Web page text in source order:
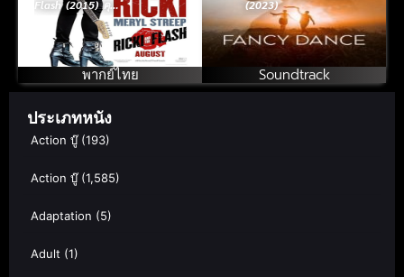
Flash (2015) คุณ
แม่ขาร็อค
พากย์ไทย
(2023)
Soundtrack
ประเภทหนัง
Action บู๊(193)
Action บู๊(1,585)
Adaptation (5)
Adult (1)